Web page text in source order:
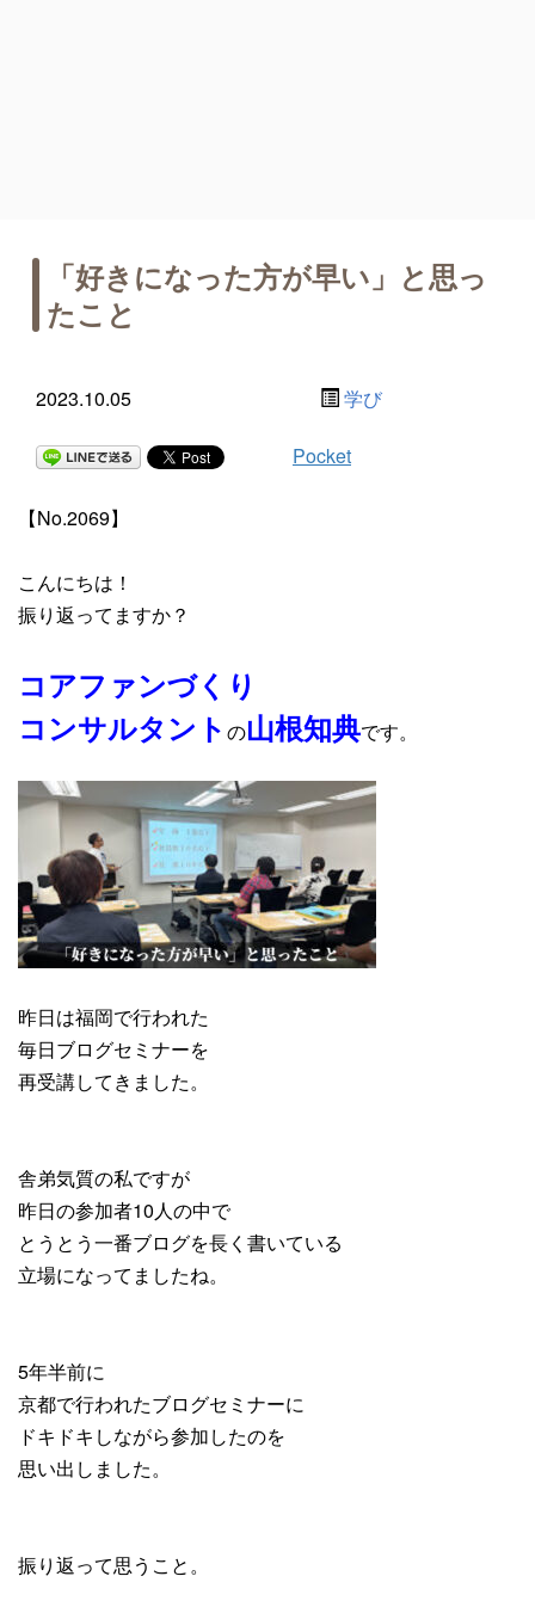
「好きになった方が早い」と思っ
たこと
2023.10.05 学び
Pocket
【No.2069】
こんにちは！
振り返ってますか？
コアファンづくり
コンサルタント の山根知典です。
昨日は福岡で行われた
毎日ブログセミナーを
再受講してきました。
舎弟気質の私ですが
昨日の参加者10人の中で
とうとう一番ブログを長く書いている
立場になってましたね。
5年半前に
京都で行われたブログセミナーに
ドキドキしながら参加したのを
思い出しました。
振り返って思うこと。